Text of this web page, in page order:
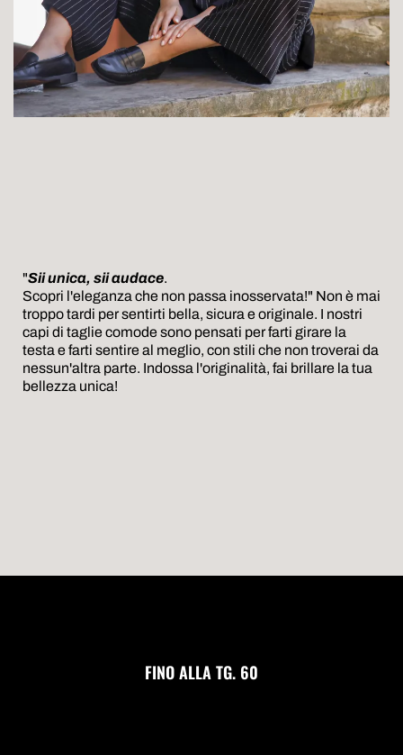
"Sii unica, sii audace.
Scopri l'eleganza che non passa inosservata!" Non è mai
troppo tardi per sentirti bella, sicura e originale. I nostri
capi di taglie comode sono pensati per farti girare la
testa e farti sentire al meglio, con stili che non troverai da
nessun'altra parte. Indossa l'originalità, fai brillare la tua
bellezza unica!
FINO ALLA TG. 60